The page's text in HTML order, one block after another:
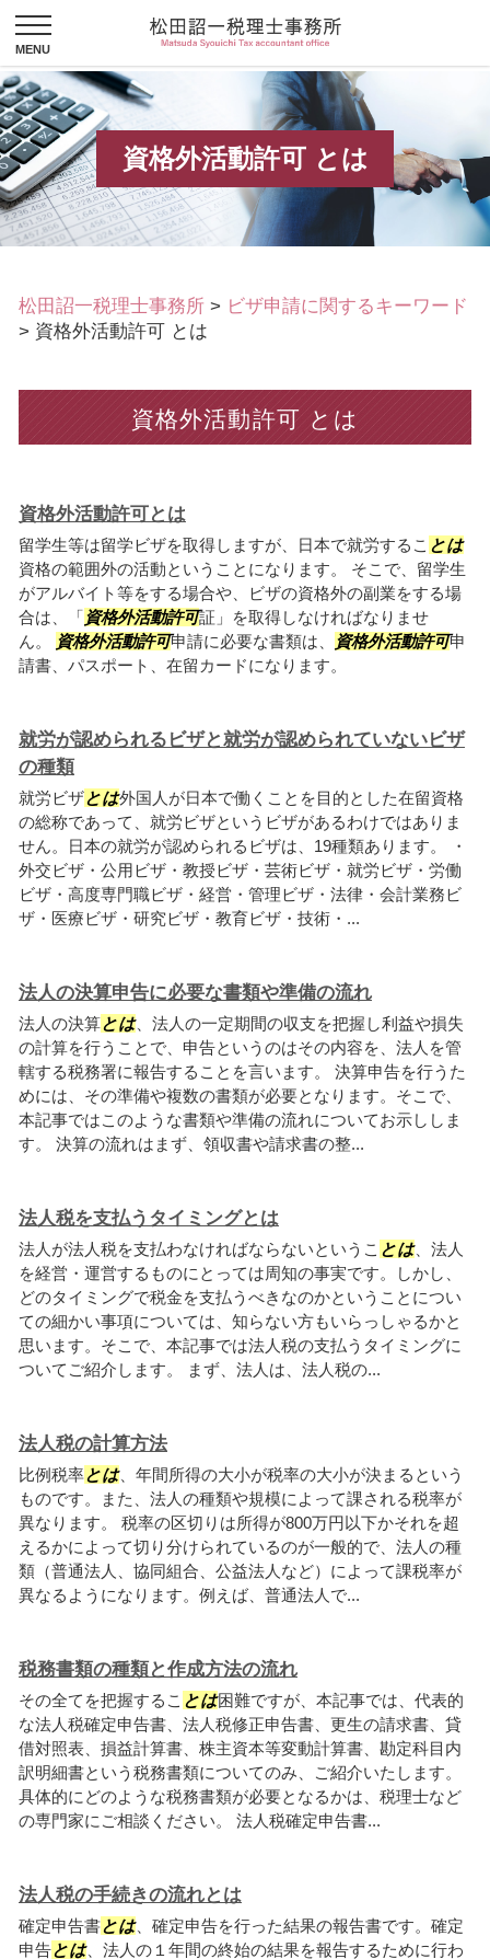
資格外活動許可 とは
松田詔一税理士事務所 > ビザ申請に関するキーワード
> 資格外活動許可 とは
資格外活動許可 とは
資格外活動許可とは
留学生等は留学ビザを取得しますが、日本で就労するこ とは
資格の範囲外の活動ということになります。 そこで、留学生
がアルバイト等をする場合や、ビザの資格外の副業をする場
合は、「 資格外活動許可証」を取得しなければなりませ
ん。
資格外活動許可申請に必要な書類は、 資格外活動許可申
請書、パスポート、在留カードになります。
就労が認められるビザと就労が認められていないビザ
の種類
就労ビザとは外国人が日本で働くことを目的とした在留資格
の総称であって、就労ビザというビザがあるわけではありま
せん。日本の就労が認められるビザは、19種類あります。 ・
外交ビザ・公用ビザ・教授ビザ・芸術ビザ・就労ビザ・労働
ビザ・高度専門職ビザ・経営・管理ビザ・法律・会計業務ビ
ザ・医療ビザ・研究ビザ・教育ビザ・技術・...
法人の決算申告に必要な書類や準備の流れ
法人の決算とは、法人の一定期間の収支を把握し利益や損失
の計算を行うことで、申告というのはその内容を、法人を管
轄する税務署に報告することを言います。 決算申告を行うた
めには、その準備や複数の書類が必要となります。そこで、
本記事ではこのような書類や準備の流れについてお示ししま
す。 決算の流れはまず、領収書や請求書の整...
法人税を支払うタイミングとは
法人が法人税を支払わなければならないというこ とは、法人
を経営・運営するものにとっては周知の事実です。しかし、
どのタイミングで税金を支払うべきなのかということについ
ての細かい事項については、知らない方もいらっしゃるかと
思います。そこで、本記事では法人税の支払うタイミングに
ついてご紹介します。 まず、法人は、法人税の...
法人税の計算方法
比例税率とは、年間所得の大小が税率の大小が決まるという
ものです。また、法人の種類や規模によって課される税率が
異なります。 税率の区切りは所得が800万円以下かそれを超
えるかによって切り分けられているのが一般的で、法人の種
類（普通法人、協同組合、公益法人など）によって課税率が
異なるようになります。例えば、普通法人で...
税務書類の種類と作成方法の流れ
その全てを把握するこ とは困難ですが、本記事では、代表的
な法人税確定申告書、法人税修正申告書、更生の請求書、貸
借対照表、損益計算書、株主資本等変動計算書、勘定科目内
訳明細書という税務書類についてのみ、ご紹介いたします。
具体的にどのような税務書類が必要となるかは、税理士など
の専門家にご相談ください。 法人税確定申告書...
法人税の手続きの流れとは
確定申告書とは、確定申告を行った結果の報告書です。確定
申告とは、法人の１年間の終始の結果を報告するために行わ